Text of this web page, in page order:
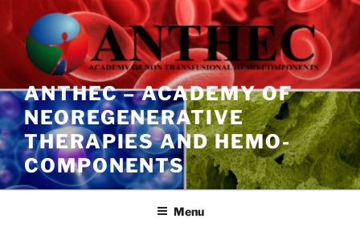
al
contenuto
ANTHEC – ACADEMY OF
NEOREGENERATIVE
THERAPIES AND HEMO-
COMPONENTS
Menu